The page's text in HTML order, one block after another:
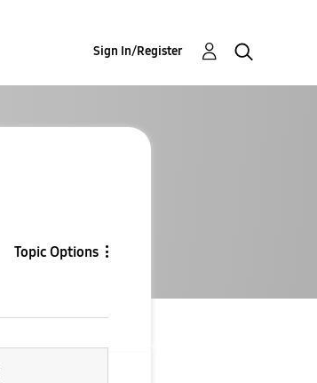
Sign In/Register
Topic Options